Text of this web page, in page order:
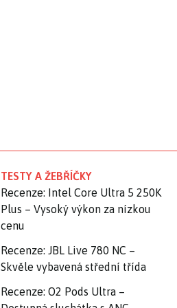
TESTY A ŽEBŘÍČKY
Recenze: Intel Core Ultra 5 250K
Plus – Vysoký výkon za nízkou
cenu
Recenze: JBL Live 780 NC –
Skvěle vybavená střední třída
Recenze: O2 Pods Ultra –